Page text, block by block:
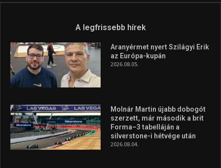
A legfrissebb hírek
Aranyérmet nyert Szilágyi Erik
az Európa-kupán
2026.08.05.
Molnár Martin újabb dobogót
szerzett, már második a brit
Forma–3 tabelláján a
silverstone-i hétvége után
2026.08.04.